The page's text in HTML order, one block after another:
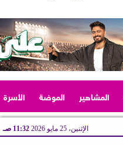
المشاهير الموضة الأسرة
الإثنين، 25 مايو 2026 11:32 صـ